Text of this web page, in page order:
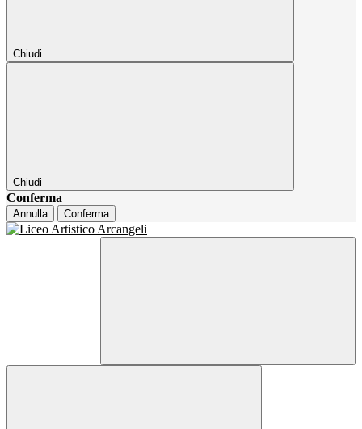
Chiudi
Chiudi
Conferma
Annulla Conferma